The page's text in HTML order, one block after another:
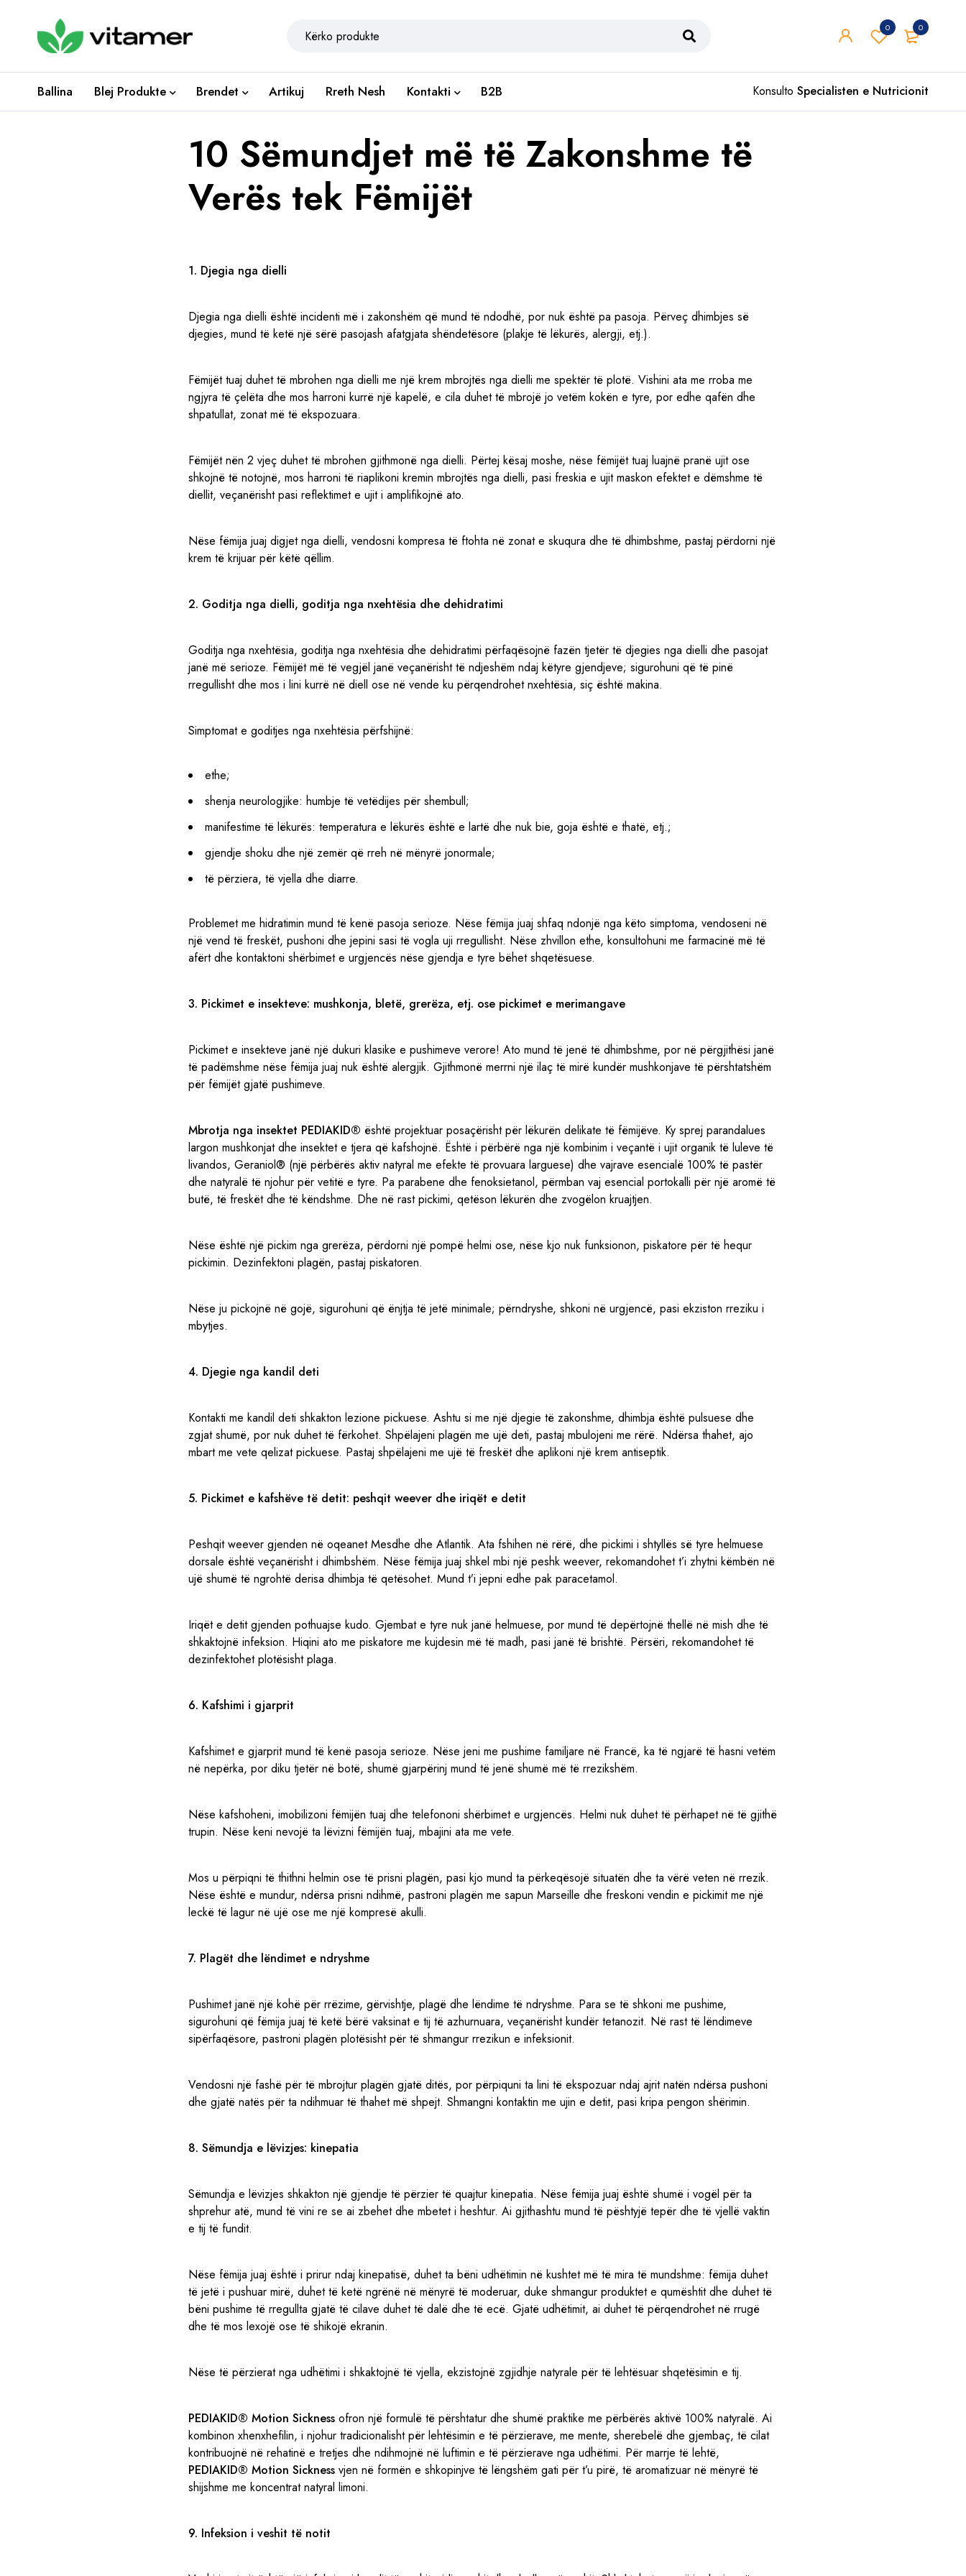
0
0
Ballina Blej Produkte Brendet Artikuj Rreth Nesh Kontakti B2B Konsulto Specialisten e Nutricionit
10 Sëmundjet më të Zakonshme të
Verës tek Fëmijët
1. Djegia nga dielli
Djegia nga dielli është incidenti më i zakonshëm që mund të ndodhë, por nuk është pa pasoja. Përveç dhimbjes së
djegies, mund të ketë një sërë pasojash afatgjata shëndetësore (plakje të lëkurës, alergji, etj.).
Fëmijët tuaj duhet të mbrohen nga dielli me një krem mbrojtës nga dielli me spektër të plotë. Vishini ata me rroba me
ngjyra të çelëta dhe mos harroni kurrë një kapelë, e cila duhet të mbrojë jo vetëm kokën e tyre, por edhe qafën dhe
shpatullat, zonat më të ekspozuara.
Fëmijët nën 2 vjeç duhet të mbrohen gjithmonë nga dielli. Përtej kësaj moshe, nëse fëmijët tuaj luajnë pranë ujit ose
shkojnë të notojnë, mos harroni të riaplikoni kremin mbrojtës nga dielli, pasi freskia e ujit maskon efektet e dëmshme të
diellit, veçanërisht pasi reflektimet e ujit i amplifikojnë ato.
Nëse fëmija juaj digjet nga dielli, vendosni kompresa të ftohta në zonat e skuqura dhe të dhimbshme, pastaj përdorni një
krem të krijuar për këtë qëllim.
2. Goditja nga dielli, goditja nga nxehtësia dhe dehidratimi
Goditja nga nxehtësia, goditja nga nxehtësia dhe dehidratimi përfaqësojnë fazën tjetër të djegies nga dielli dhe pasojat
janë më serioze. Fëmijët më të vegjël janë veçanërisht të ndjeshëm ndaj këtyre gjendjeve; sigurohuni që të pinë
rregullisht dhe mos i lini kurrë në diell ose në vende ku përqendrohet nxehtësia, siç është makina.
Simptomat e goditjes nga nxehtësia përfshijnë:
ethe;
shenja neurologjike: humbje të vetëdijes për shembull;
manifestime të lëkurës: temperatura e lëkurës është e lartë dhe nuk bie, goja është e thatë, etj.;
gjendje shoku dhe një zemër që rreh në mënyrë jonormale;
të përziera, të vjella dhe diarre.
Problemet me hidratimin mund të kenë pasoja serioze. Nëse fëmija juaj shfaq ndonjë nga këto simptoma, vendoseni në
një vend të freskët, pushoni dhe jepini sasi të vogla uji rregullisht. Nëse zhvillon ethe, konsultohuni me farmacinë më të
afërt dhe kontaktoni shërbimet e urgjencës nëse gjendja e tyre bëhet shqetësuese.
3. Pickimet e insekteve: mushkonja, bletë, grerëza, etj. ose pickimet e merimangave
Pickimet e insekteve janë një dukuri klasike e pushimeve verore! Ato mund të jenë të dhimbshme, por në përgjithësi janë
të padëmshme nëse fëmija juaj nuk është alergjik. Gjithmonë merrni një ilaç të mirë kundër mushkonjave të përshtatshëm
për fëmijët gjatë pushimeve.
Mbrotja nga insektet PEDIAKID® është projektuar posaçërisht për lëkurën delikate të fëmijëve. Ky sprej parandalues
largon mushkonjat dhe insektet e tjera që kafshojnë. Është i përbërë nga një kombinim i veçantë i ujit organik të luleve të
livandos, Geraniol® (një përbërës aktiv natyral me efekte të provuara larguese) dhe vajrave esencialë 100% të pastër
dhe natyralë të njohur për vetitë e tyre. Pa parabene dhe fenoksietanol, përmban vaj esencial portokalli për një aromë të
butë, të freskët dhe të këndshme. Dhe në rast pickimi, qetëson lëkurën dhe zvogëlon kruajtjen.
Nëse është një pickim nga grerëza, përdorni një pompë helmi ose, nëse kjo nuk funksionon, piskatore për të hequr
pickimin. Dezinfektoni plagën, pastaj piskatoren.
Nëse ju pickojnë në gojë, sigurohuni që ënjtja të jetë minimale; përndryshe, shkoni në urgjencë, pasi ekziston rreziku i
mbytjes.
4. Djegie nga kandil deti
Kontakti me kandil deti shkakton lezione pickuese. Ashtu si me një djegie të zakonshme, dhimbja është pulsuese dhe
zgjat shumë, por nuk duhet të fërkohet. Shpëlajeni plagën me ujë deti, pastaj mbulojeni me rërë. Ndërsa thahet, ajo
mbart me vete qelizat pickuese. Pastaj shpëlajeni me ujë të freskët dhe aplikoni një krem antiseptik.
5. Pickimet e kafshëve të detit: peshqit weever dhe iriqët e detit
Peshqit weever gjenden në oqeanet Mesdhe dhe Atlantik. Ata fshihen në rërë, dhe pickimi i shtyllës së tyre helmuese
dorsale është veçanërisht i dhimbshëm. Nëse fëmija juaj shkel mbi një peshk weever, rekomandohet t’i zhytni këmbën në
ujë shumë të ngrohtë derisa dhimbja të qetësohet. Mund t’i jepni edhe pak paracetamol.
Iriqët e detit gjenden pothuajse kudo. Gjembat e tyre nuk janë helmuese, por mund të depërtojnë thellë në mish dhe të
shkaktojnë infeksion. Hiqini ato me piskatore me kujdesin më të madh, pasi janë të brishtë. Përsëri, rekomandohet të
dezinfektohet plotësisht plaga.
6. Kafshimi i gjarprit
Kafshimet e gjarprit mund të kenë pasoja serioze. Nëse jeni me pushime familjare në Francë, ka të ngjarë të hasni vetëm
në nepërka, por diku tjetër në botë, shumë gjarpërinj mund të jenë shumë më të rrezikshëm.
Nëse kafshoheni, imobilizoni fëmijën tuaj dhe telefononi shërbimet e urgjencës. Helmi nuk duhet të përhapet në të gjithë
trupin. Nëse keni nevojë ta lëvizni fëmijën tuaj, mbajini ata me vete.
Mos u përpiqni të thithni helmin ose të prisni plagën, pasi kjo mund ta përkeqësojë situatën dhe ta vërë veten në rrezik.
Nëse është e mundur, ndërsa prisni ndihmë, pastroni plagën me sapun Marseille dhe freskoni vendin e pickimit me një
leckë të lagur në ujë ose me një kompresë akulli.
7. Plagët dhe lëndimet e ndryshme
Pushimet janë një kohë për rrëzime, gërvishtje, plagë dhe lëndime të ndryshme. Para se të shkoni me pushime,
sigurohuni që fëmija juaj të ketë bërë vaksinat e tij të azhurnuara, veçanërisht kundër tetanozit. Në rast të lëndimeve
sipërfaqësore, pastroni plagën plotësisht për të shmangur rrezikun e infeksionit.
Vendosni një fashë për të mbrojtur plagën gjatë ditës, por përpiquni ta lini të ekspozuar ndaj ajrit natën ndërsa pushoni
dhe gjatë natës për ta ndihmuar të thahet më shpejt. Shmangni kontaktin me ujin e detit, pasi kripa pengon shërimin.
8. Sëmundja e lëvizjes: kinepatia
Sëmundja e lëvizjes shkakton një gjendje të përzier të quajtur kinepatia. Nëse fëmija juaj është shumë i vogël për ta
shprehur atë, mund të vini re se ai zbehet dhe mbetet i heshtur. Ai gjithashtu mund të pështyjë tepër dhe të vjellë vaktin
e tij të fundit.
Nëse fëmija juaj është i prirur ndaj kinepatisë, duhet ta bëni udhëtimin në kushtet më të mira të mundshme: fëmija duhet
të jetë i pushuar mirë, duhet të ketë ngrënë në mënyrë të moderuar, duke shmangur produktet e qumështit dhe duhet të
bëni pushime të rregullta gjatë të cilave duhet të dalë dhe të ecë. Gjatë udhëtimit, ai duhet të përqendrohet në rrugë
dhe të mos lexojë ose të shikojë ekranin.
Nëse të përzierat nga udhëtimi i shkaktojnë të vjella, ekzistojnë zgjidhje natyrale për të lehtësuar shqetësimin e tij.
PEDIAKID® Motion Sickness ofron një formulë të përshtatur dhe shumë praktike me përbërës aktivë 100% natyralë. Ai
kombinon xhenxhefilin, i njohur tradicionalisht për lehtësimin e të përzierave, me mente, sherebelë dhe gjembaç, të cilat
kontribuojnë në rehatinë e tretjes dhe ndihmojnë në luftimin e të përzierave nga udhëtimi. Për marrje të lehtë,
PEDIAKID® Motion Sickness vjen në formën e shkopinjve të lëngshëm gati për t’u pirë, të aromatizuar në mënyrë të
shijshme me koncentrat natyral limoni.
9. Infeksion i veshit të notit